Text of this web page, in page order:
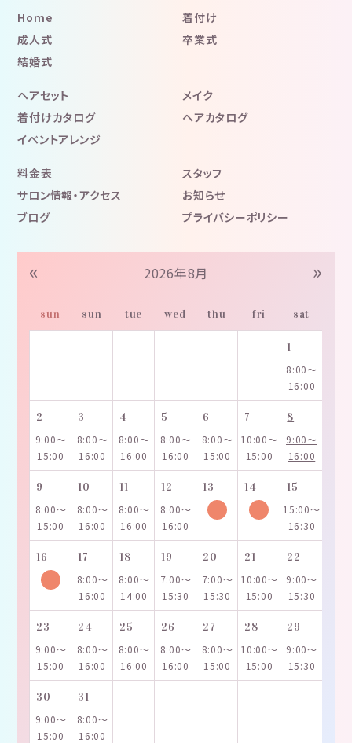
Home
着付け
成人式
卒業式
結婚式
ヘアセット
メイク
着付けカタログ
ヘアカタログ
イベントアレンジ
料金表
スタッフ
サロン情報・アクセス
お知らせ
ブログ
プライバシーポリシー
« 2026年8月 »
sun sun tue wed thu fri sat
1
8:00～
16:00
2
9:00～
15:00
3
8:00～
16:00
4
8:00～
16:00
5
8:00～
16:00
6
8:00～
15:00
7
10:00～
15:00
8
9:00～
16:00
9
8:00～
15:00
10
8:00～
16:00
11
8:00～
16:00
12
8:00～
16:00
13 14
15
15:00～
16:30
16
17
8:00～
16:00
18
8:00～
14:00
19
7:00～
15:30
20
7:00～
15:30
21
10:00～
15:00
22
9:00～
15:30
23
9:00～
15:00
24
8:00～
16:00
25
8:00～
16:00
26
8:00～
16:00
27
8:00～
15:00
28
10:00～
15:00
29
9:00～
15:30
30
9:00～
15:00
31
8:00～
16:00